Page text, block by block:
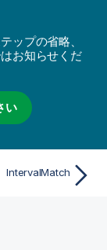
ップの省略、
お知らせくだ
い
IntervalMatch